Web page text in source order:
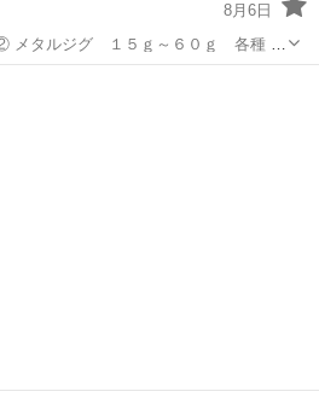
8月6日
各種 画像の通りです。